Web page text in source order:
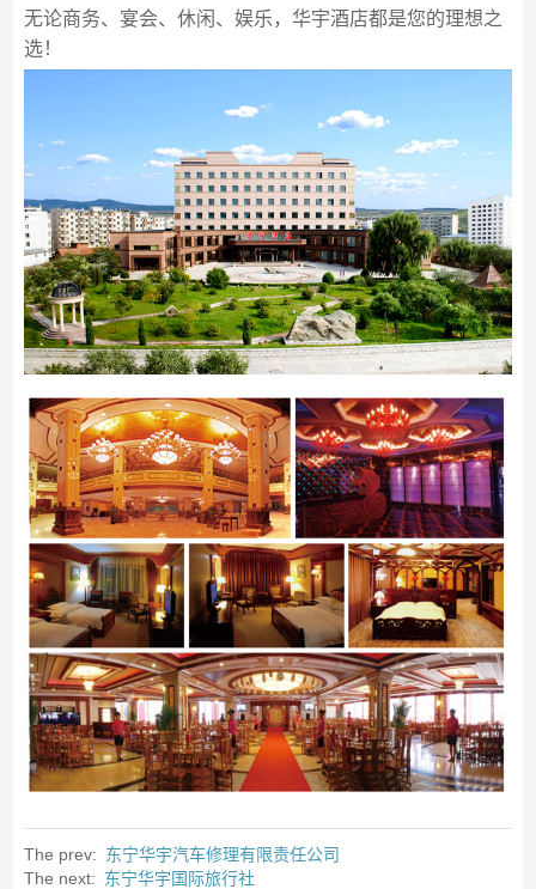
无论商务、宴会、休闲、娱乐，华宇酒店都是您的理想之
选！
The prev: 东宁华宇汽车修理有限责任公司
The next: 东宁华宇国际旅行社